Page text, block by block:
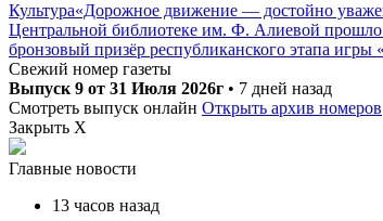
Культура«Дорожное движение — достойно
Центральной библиотеке им. Ф. Алиевой прошло
бронзовый призёр республиканского этапа игры
Свежий номер газеты
Выпуск 9 от 31 Июля 2026г • 7 дней назад
Смотреть выпуск онлайн Открыть архив номеров
Закрыть X
Главные новости
13 часов назад